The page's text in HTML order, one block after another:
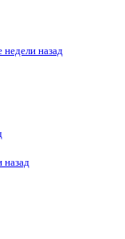
недели назад
назад